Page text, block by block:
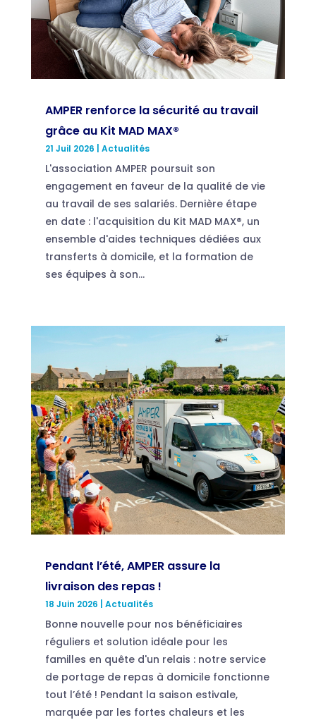
AMPER renforce la sécurité au travail
grâce au Kit MAD MAX®
21 Juil 2026 Actualités
L'association AMPER poursuit son
engagement en faveur de la qualité de vie
au travail de ses salariés. Dernière étape
en date : l'acquisition du Kit MAD MAX®, un
ensemble d'aides techniques dédiées aux
transferts à domicile, et la formation de
ses équipes à son...
Pendant l’été, AMPER assure la
livraison des repas !
18 Juin 2026 Actualités
Bonne nouvelle pour nos bénéficiaires
réguliers et solution idéale pour les
familles en quête d'un relais : notre service
de portage de repas à domicile fonctionne
tout l’été ! Pendant la saison estivale,
marquée par les fortes chaleurs et les